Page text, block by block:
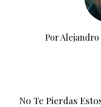
Por
No Te Pierdas